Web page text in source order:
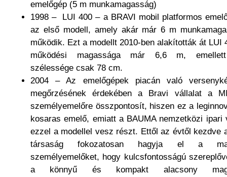
emelőgép (5 m munkamagasság)
1998 – LUI 400 – a BRAVI mobil platformos
az első modell, amely akár már 6 m
működik. Ezt a modellt 2010-ben alakították át LUI
működési magassága már 6,6 m,
szélessége csak 78 cm.
2004 – Az emelőgépek piacán való
megőrzésének érdekében a Bravi vállalat a
személyemelőre összpontosít, hiszen ez a
kosaras emelő, emiatt a BAUMA nemzetközi ipari
ezzel a modellel vesz részt. Ettől az évtől kezdve
társaság fokozatosan hagyja el a
személyemelőket, hogy kulcsfontosságú
a könnyű és kompakt alacsony